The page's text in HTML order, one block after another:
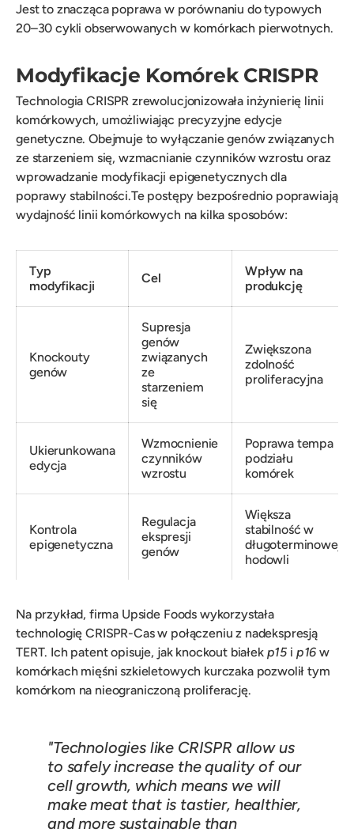
Jest to znacząca poprawa w porównaniu do typowych
20–30 cykli obserwowanych w komórkach pierwotnych.
Modyfikacje Komórek CRISPR
Technologia CRISPR zrewolucjonizowała inżynierię linii
komórkowych, umożliwiając precyzyjne edycje
genetyczne. Obejmuje to wyłączanie genów związanych
ze starzeniem się, wzmacnianie czynników wzrostu oraz
wprowadzanie modyfikacji epigenetycznych dla
poprawy stabilności.Te postępy bezpośrednio poprawiają
wydajność linii komórkowych na kilka sposobów:
Typ
modyfikacji
Cel
Wpływ na
produkcję
Knockouty
genów
Supresja
genów
związanych
ze
starzeniem
się
Zwiększona
zdolność
proliferacyjna
Ukierunkowana
edycja
Wzmocnienie
czynników
wzrostu
Poprawa tempa
podziału
komórek
Kontrola
epigenetyczna
Regulacja
ekspresji
genów
Większa
stabilność w
długoterminowej
hodowli
Na przykład, firma Upside Foods wykorzystała
technologię CRISPR-Cas w połączeniu z nadekspresją
TERT. Ich patent opisuje, jak knockout białek p15 i p16 w
komórkach mięśni szkieletowych kurczaka pozwolił tym
komórkom na nieograniczoną proliferację.
"Technologies like CRISPR allow us
to safely increase the quality of our
cell growth, which means we will
make meat that is tastier, healthier,
and more sustainable than